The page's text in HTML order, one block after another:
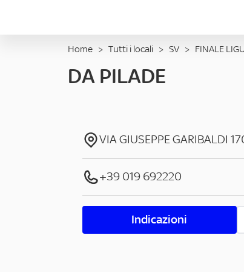
Home > Tutti i locali > SV > FINALE
DA PILADE
VIA GIUSEPPE GARIBALDI
+39 019 692220
Indicazioni